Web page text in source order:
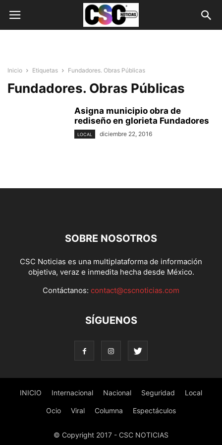
Inicio Etiquetas Fundadores. Obras Públicas
Fundadores. Obras Públicas
Asigna municipio obra de
rediseño en glorieta Fundadores
LOCAL diciembre 22, 2016
SOBRE NOSOTROS
CSC Noticias es una multiplataforma de información
objetiva, veraz e inmedita hecha desde México.
Contáctanos: contact@cscnoticias.com
SÍGUENOS
INICIO Internacional Nacional Seguridad Local
Ocio Viral Columna Espectáculos
© Copyright 2017 - CSC NOTICIAS